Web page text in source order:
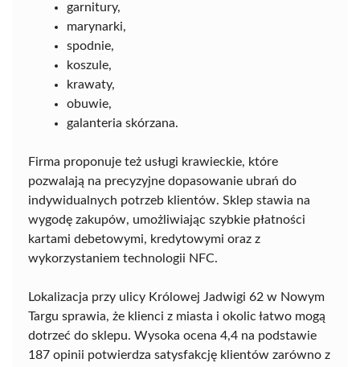
garnitury,
marynarki,
spodnie,
koszule,
krawaty,
obuwie,
galanteria skórzana.
Firma proponuje też usługi krawieckie, które
pozwalają na precyzyjne dopasowanie ubrań do
indywidualnych potrzeb klientów. Sklep stawia na
wygodę zakupów, umożliwiając szybkie płatności
kartami debetowymi, kredytowymi oraz z
wykorzystaniem technologii NFC.
Lokalizacja przy ulicy Królowej Jadwigi 62 w Nowym
Targu sprawia, że klienci z miasta i okolic łatwo mogą
dotrzeć do sklepu. Wysoka ocena 4,4 na podstawie
187 opinii potwierdza satysfakcję klientów zarówno z